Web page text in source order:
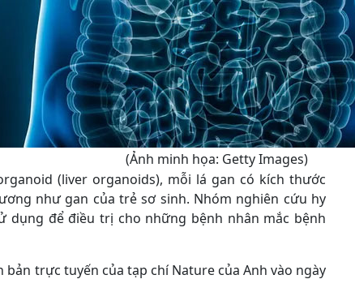
(Ảnh minh họa: Getty Images)
(liver organoids), mỗi lá gan có kích thước
như gan của trẻ sơ sinh. Nhóm nghiên cứu hy
dụng để điều trị cho những bệnh nhân mắc bệnh
trực tuyến của tạp chí Nature của Anh vào ngày